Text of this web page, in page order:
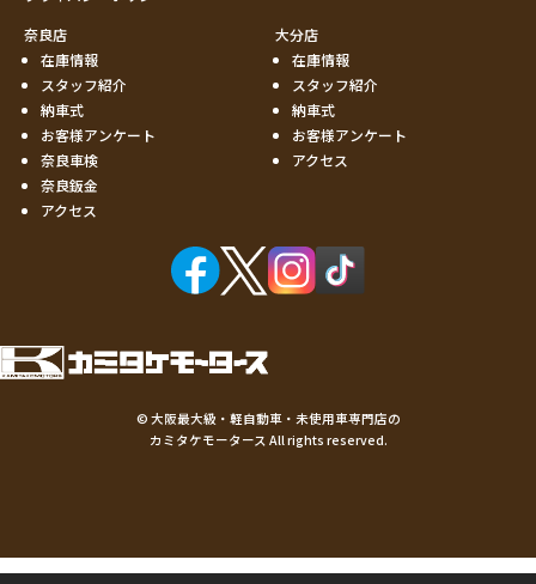
奈良店
在庫情報
スタッフ紹介
納車式
お客様アンケート
奈良車検
奈良鈑金
アクセス
大分店
在庫情報
スタッフ紹介
納車式
お客様アンケート
アクセス
© 大阪最大級・軽自動車・未使用車専門店の
カミタケモータース All rights reserved.